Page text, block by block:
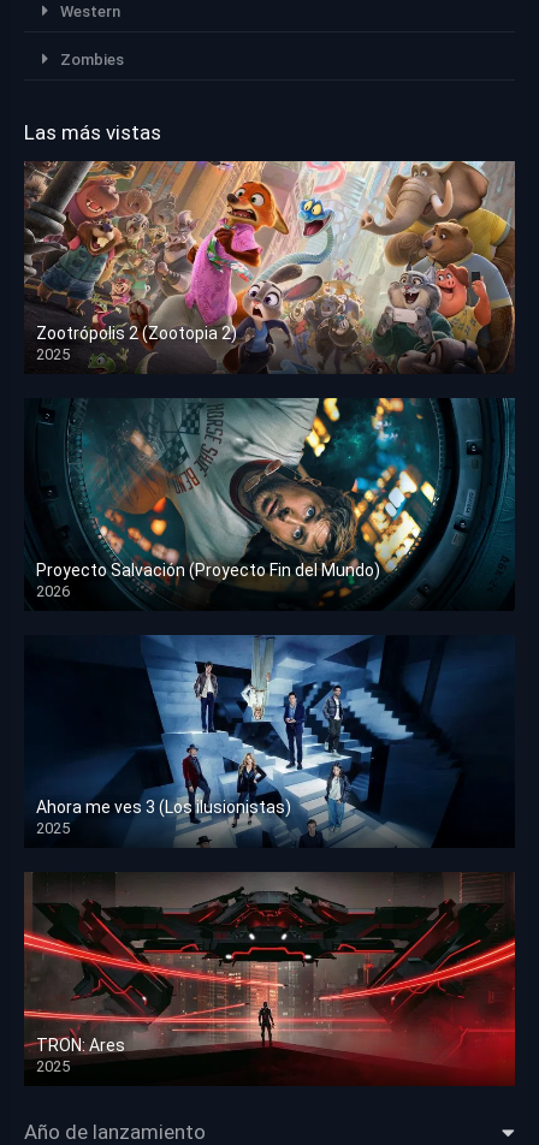
Western
Zombies
Las más vistas
Zootrópolis 2 (Zootopia 2)
2025
HD 1080p
Proyecto Salvación (Proyecto Fin del Mundo)
2026
HD 1080p
Ahora me ves 3 (Los ilusionistas)
2025
HD 1080p
TRON: Ares
2025
HD 1080p
Año de lanzamiento